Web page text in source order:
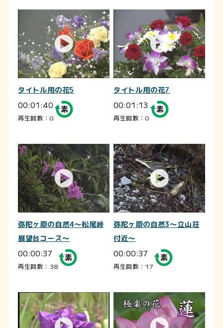
タイトル用の花5
00:01:40
再生回数：0
タイトル用の花7
00:01:13
再生回数：0
弥陀ヶ原の自然4～松尾峠
展望台コース～
00:00:37
再生回数：38
弥陀ヶ原の自然3～立山荘
付近～
00:00:37
再生回数：17